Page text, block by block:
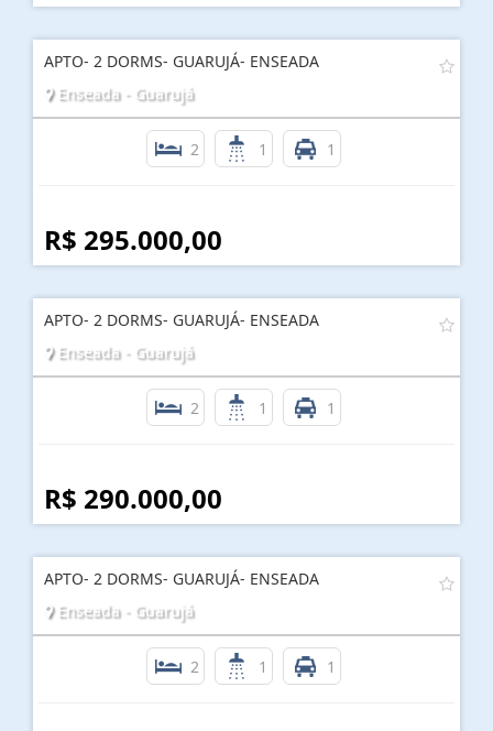
APTO- 2 DORMS- GUARUJÁ- ENSEADA
Enseada - Guarujá
2 1 1
R$ 295.000,00
APTO- 2 DORMS- GUARUJÁ- ENSEADA
Enseada - Guarujá
2 1 1
R$ 290.000,00
APTO- 2 DORMS- GUARUJÁ- ENSEADA
Enseada - Guarujá
2 1 1